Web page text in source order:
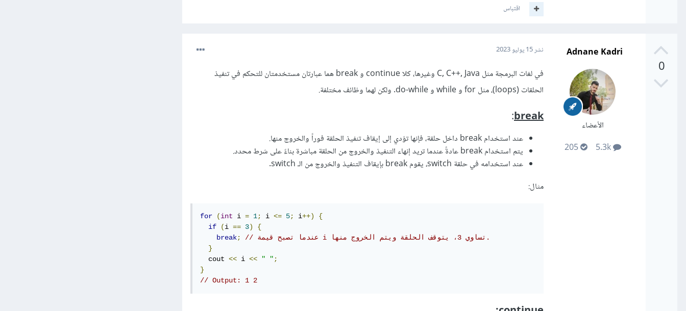
اقتباس
0
Adnane Kadri
الأعضاء
5.3k
205
نشر15 يوليو 2023
في لغات البرمجة مثل C, C++, Java وغيرها، كلا continue و break هما عبارتان مستخدمتان للتحكم في تنفيذ
الحلقات (loops)، مثل for و while و do-while. ولكن لهما وظائف مختلفة.
break
:
عند استخدام break داخل حلقة، فإنها تؤدي إلى إيقاف تنفيذ الحلقة فوراً والخروج منها.
يتم استخدام break عادةً عندما تريد إنهاء التنفيذ والخروج من الحلقة مباشرة بناءً على شرط محدد.
عند استخدامه في حلقة switch، يقوم break بإيقاف التنفيذ والخروج من الـ switch.
مثال:
for (int i = 1; i <= 5; i++)
{
if
(i == 3)
{
break;
// عندما تصبح قيمة i تساوي 3، يتوقف الحلقة ويتم الخروج منها.
}
  cout
<< i << " " ;
}
// Output: 1 2